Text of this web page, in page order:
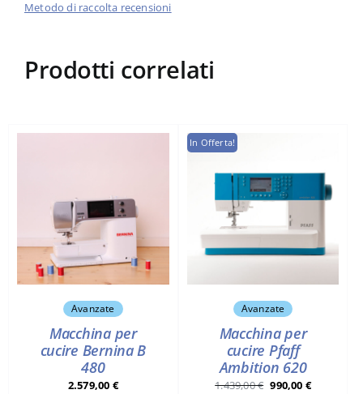
Metodo di raccolta recensioni
Prodotti correlati
Avanzate
Macchina per
cucire Bernina B
480
2.579,00 €
In Offerta!
Avanzate
Macchina per
cucire Pfaff
Ambition 620
1.439,00€ Il
990,00 €Il